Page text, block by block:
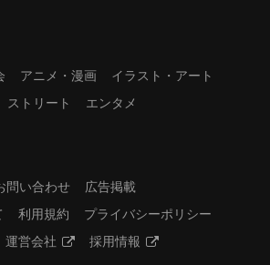
アニメ・漫画
イラスト・アート
ストリート エンタメ
問い合わせ
広告掲載
利用規約
プライバシーポリシー
運営会社 採用情報